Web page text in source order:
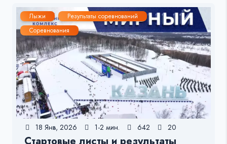
Лыжи
Результаты соревнований
Соревнования
18 Янв, 2026 1-2 мин. 642 20
Стартовые листы и результаты